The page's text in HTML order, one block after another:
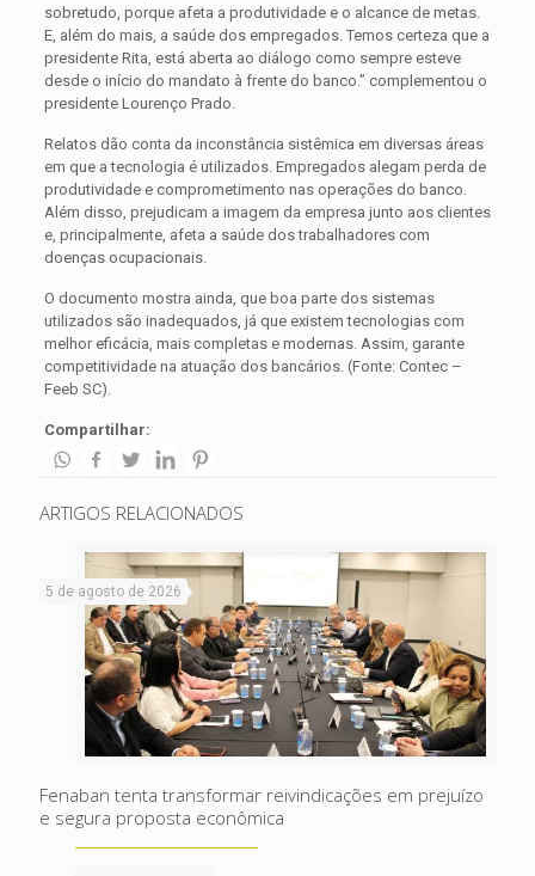
sobretudo, porque afeta a produtividade e o alcance de metas.
E, além do mais, a saúde dos empregados. Temos certeza que a
presidente Rita, está aberta ao diálogo como sempre esteve
desde o início do mandato à frente do banco.” complementou o
presidente Lourenço Prado.
Relatos dão conta da inconstância sistêmica em diversas áreas
em que a tecnologia é utilizados. Empregados alegam perda de
produtividade e comprometimento nas operações do banco.
Além disso, prejudicam a imagem da empresa junto aos clientes
e, principalmente, afeta a saúde dos trabalhadores com
doenças ocupacionais.
O documento mostra ainda, que boa parte dos sistemas
utilizados são inadequados, já que existem tecnologias com
melhor eficácia, mais completas e modernas. Assim, garante
competitividade na atuação dos bancários. (Fonte: Contec –
Feeb SC).
Compartilhar:
ARTIGOS RELACIONADOS
5 de agosto de 2026
Fenaban tenta transformar reivindicações em prejuízo
e segura proposta econômica